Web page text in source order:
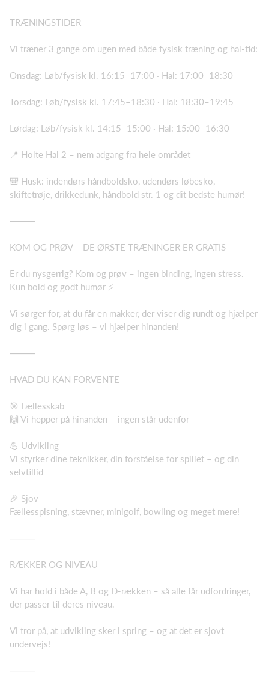
TRÆNINGSTIDER
Vi træner 3 gange om ugen med både fysisk træning og hal-tid:
Onsdag: Løb/fysisk kl. 16:15–17:00 · Hal: 17:00–18:30
Torsdag: Løb/fysisk kl. 17:45–18:30 · Hal: 18:30–19:45
Lørdag: Løb/fysisk kl. 14:15–15:00 · Hal: 15:00–16:30
📍 Holte Hal 2 – nem adgang fra hele området
🎒 Husk: indendørs håndboldsko, udendørs løbesko,
skiftetrøje, drikkedunk, håndbold str. 1 og dit bedste humør!
⸻
KOM OG PRØV – DE ØRSTE TRÆNINGER ER GRATIS
Er du nysgerrig? Kom og prøv – ingen binding, ingen stress.
Kun bold og godt humør ⚡
Vi sørger for, at du får en makker, der viser dig rundt og hjælper
dig i gang. Spørg løs – vi hjælper hinanden!
⸻
HVAD DU KAN FORVENTE
🎯 Fællesskab
🙌 Vi hepper på hinanden – ingen står udenfor
💪 Udvikling
Vi styrker dine teknikker, din forståelse for spillet – og din
selvtillid
🎉 Sjov
Fællesspisning, stævner, minigolf, bowling og meget mere!
⸻
RÆKKER OG NIVEAU
Vi har hold i både A, B og D-rækken – så alle får udfordringer,
der passer til deres niveau.
Vi tror på, at udvikling sker i spring – og at det er sjovt
undervejs!
⸻